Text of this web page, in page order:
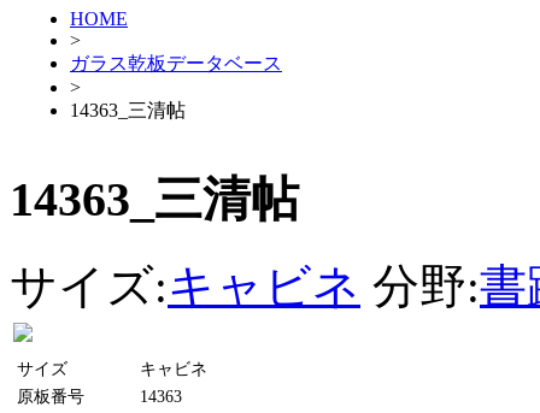
HOME
>
ガラス乾板データベース
>
14363_三清帖
14363_三清帖
サイズ:キャビネ 分野:書
サイズ
キャビネ
原板番号
14363